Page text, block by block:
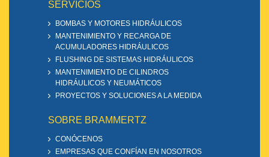
SERVICIOS
BOMBAS Y MOTORES HIDRÁULICOS
MANTENIMIENTO Y RECARGA DE
ACUMULADORES HIDRÁULICOS
FLUSHING DE SISTEMAS HIDRÁULICOS
MANTENIMIENTO DE CILINDROS
HIDRÁULICOS Y NEUMÁTICOS
PROYECTOS Y SOLUCIONES A LA MEDIDA
SOBRE BRAMMERTZ
CONÓCENOS
EMPRESAS QUE CONFÍAN EN NOSOTROS